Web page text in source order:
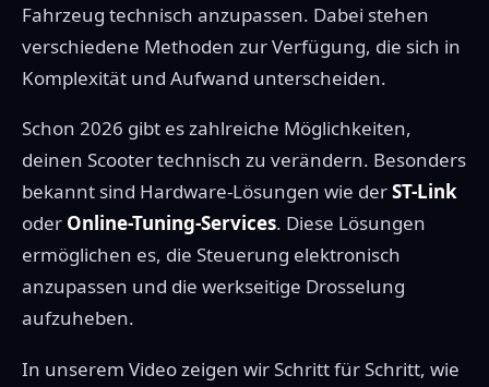
Fahrzeug technisch anzupassen. Dabei stehen
verschiedene Methoden zur Verfügung, die sich in
Komplexität und Aufwand unterscheiden.
Schon 2026 gibt es zahlreiche Möglichkeiten,
deinen Scooter technisch zu verändern. Besonders
bekannt sind Hardware-Lösungen wie derST-Link
oder Online-Tuning-Services. Diese Lösungen
ermöglichen es, die Steuerung elektronisch
anzupassen und die werkseitige Drosselung
aufzuheben.
In unserem Video zeigen wir Schritt für Schritt, wie